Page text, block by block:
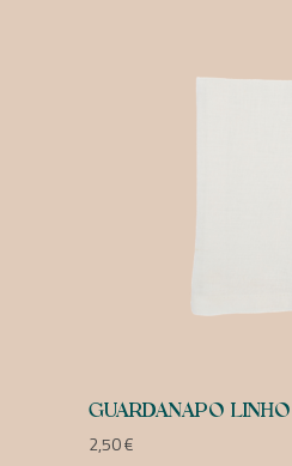
GUARDANAPO
2,50€